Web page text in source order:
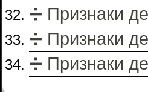
➗ Признаки
➗ Признаки
➗ Признаки